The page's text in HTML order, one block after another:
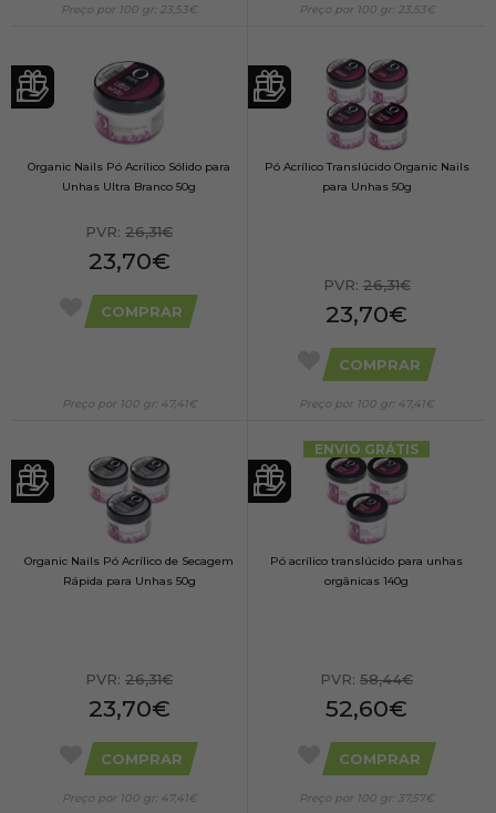
Preço por 100 gr: 23,53€ Preço por 100 gr: 23,53€
Organic Nails Pó Acrílico Sólido para
Unhas Ultra Branco 50g
PVR: 26,31€
23,70€
COMPRAR
Preço por 100 gr: 47,41€
Pó Acrílico Translúcido Organic Nails
para Unhas 50g
PVR:26,31€
23,70€
COMPRAR
Preço por 100 gr: 47,41€
Organic Nails Pó Acrílico de Secagem
Rápida para Unhas 50g
PVR: 26,31€
23,70€
COMPRAR
Preço por 100 gr: 47,41€
ENVIO GRÁTIS
Pó acrílico translúcido para unhas
orgânicas 140g
PVR: 58,44€
52,60€
COMPRAR
Preço por 100 gr: 37,57€